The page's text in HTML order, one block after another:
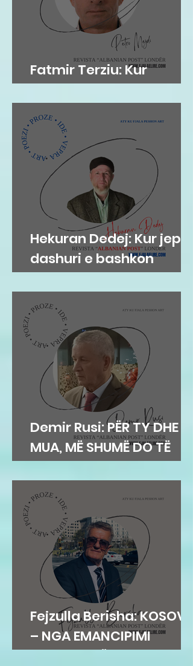
Fatmir Terziu: Kur
'arkivat' flasin…
Hekuran Dedej: Kur jep
dashuri e bashkon
njerëzit
Demir Rusi: PËR TY DHE
MUA, MË SHUMË DO TË
DUA
Fejzulla Berisha: KOSOVA
– NGA EMANCIPIMI
ARSIMOR NË